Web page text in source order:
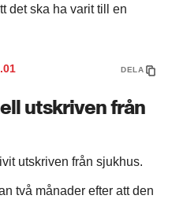
det ska ha varit till en
DELA
utskriven från
utskriven från sjukhus.
två månader efter att den